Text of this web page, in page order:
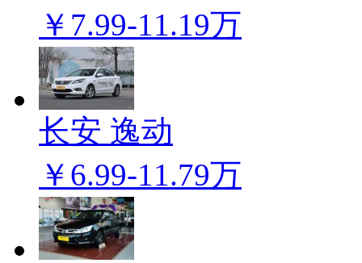
￥7.99-11.19万
长安 逸动
￥6.99-11.79万